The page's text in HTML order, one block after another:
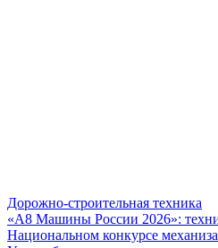
Дорожно-строительная техника
«А8 Машины России 2026»:
Национальном конкурсе